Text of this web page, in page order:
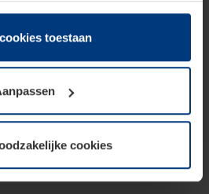
recht om cookies op uw
vereist is. Voor alle andere
benodigd. Uw
moment bij de uitleg van de
toestaan
cookies